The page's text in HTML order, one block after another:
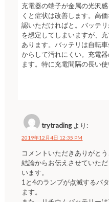
充電器の端子が金属の光沢
くと症状は改善します。高
認いただければと。バッテ
を想定してしまいますが、
あります。バッテリは自転
からして汚れにくい。充電
ます。特に充電間隔の長い使
trytrading より:
2019年12月4日 12:35 PM
コメントいただきありがとう
結論からお伝えさせていた
います。
1と4のランプが点滅するパ
ます。